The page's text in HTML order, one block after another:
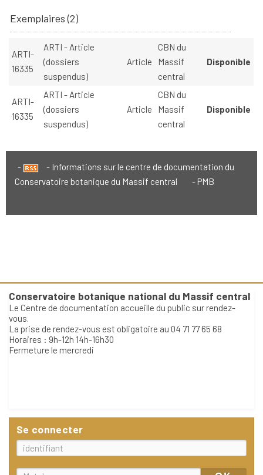
Exemplaires (2)
ARTI-
16335
ARTI - Article
(dossiers
suspendus)
Article
CBN du
Massif
central
Disponible
ARTI-
16335
ARTI - Article
(dossiers
suspendus)
Article
CBN du
Massif
central
Disponible
Informations sur le centre de documentation du
Conservatoire botanique du Massif central
PMB
Conservatoire botanique national du Massif central
Le Centre de documentation accueille du public sur rendez-
vous.
La prise de rendez-vous est obligatoire au 04 71 77 65 68
Horaires : 9h-12h 14h-16h30
Fermeture le mercredi
Se connecter